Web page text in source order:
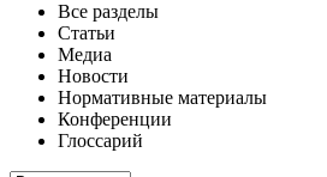
Все разделы
Статьи
Медиа
Новости
Нормативные материалы
Конференции
Глоссарий